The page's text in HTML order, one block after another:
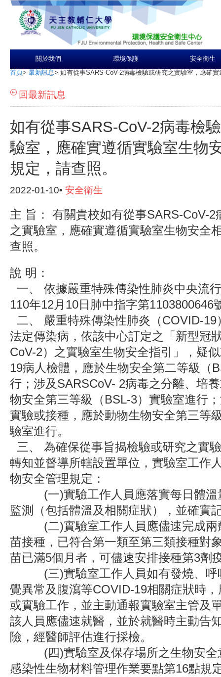
關於我們 環境保護 安全衛生
首頁> 最新訊息> 如有從事SARS-CoV-2病毒檢驗或研究之實驗室，應確
回最新訊息
如有從事SARS-CoV-2病毒檢
驗室，應確實遵循實驗室生物
規定，請查照。
2022-01-10• 安全衛生
主 旨： 有關貴校如有從事SARS-CoV-2
之實驗室，應確實遵循實驗室生物安全
查照。
說 明：
一、 依據嚴重特殊傳染性肺炎中央流
110年12月10日肺中指字第1103800646
二、 嚴重特殊傳染性肺炎（COVID-19
法定傳染病，依該中心訂定之「新型冠
CoV-2）之實驗室生物安全指引」，疑
19病人檢體，應於生物安全第二等級（
行；涉及SARSCoV- 2病毒之分離、培
物安全第三等級（BSL-3）實驗室進行
實驗或接種，應於動物生物安全第三等
驗室進行。
三、 為確保從事旨揭檢驗或研究之實
轉知並督導所轄設置單位，實驗室工作
物安全管理規定：
(一)實驗工作人員應落實每日體溫
監測（包括體溫及相關症狀），並確實
(二)實驗室工作人員應儘速完成兩
苗接種，已符合第一類至第三類接種對
苗已滿5個月者，可儘速安排接種第3劑
(三)實驗室工作人員如有發燒、呼
覺異常及腹瀉等COVID-19相關症狀時
或實驗工作，並主動通報實驗室主管及
該人員應儘速就醫，並於就醫時主動告
險，經醫師評估進行採檢。
(四)實驗室及保存場所之生物安全
感染性生物材料管理作業要點第16點規